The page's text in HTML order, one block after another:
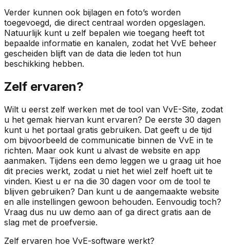
Verder kunnen ook bijlagen en foto’s worden
toegevoegd, die direct centraal worden opgeslagen.
Natuurlijk kunt u zelf bepalen wie toegang heeft tot
bepaalde informatie en kanalen, zodat het VvE beheer
gescheiden blijft van de data die leden tot hun
beschikking hebben.
Zelf ervaren?
Wilt u eerst zelf werken met de tool van VvE-Site, zodat
u het gemak hiervan kunt ervaren? De eerste 30 dagen
kunt u het portaal gratis gebruiken. Dat geeft u de tijd
om bijvoorbeeld de communicatie binnen de VvE in te
richten. Maar ook kunt u alvast de website en app
aanmaken. Tijdens een demo leggen we u graag uit hoe
dit precies werkt, zodat u niet het wiel zelf hoeft uit te
vinden. Kiest u er na die 30 dagen voor om de tool te
blijven gebruiken? Dan kunt u de aangemaakte website
en alle instellingen gewoon behouden. Eenvoudig toch?
Vraag dus nu uw demo aan of ga direct gratis aan de
slag met de proefversie.
Zelf ervaren hoe VvE-software werkt?